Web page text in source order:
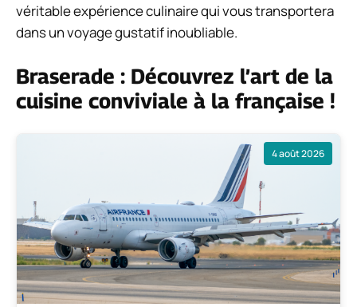
véritable expérience culinaire qui vous transportera
dans un voyage gustatif inoubliable.
Braserade : Découvrez l’art de la
cuisine conviviale à la française !
4 août 2026